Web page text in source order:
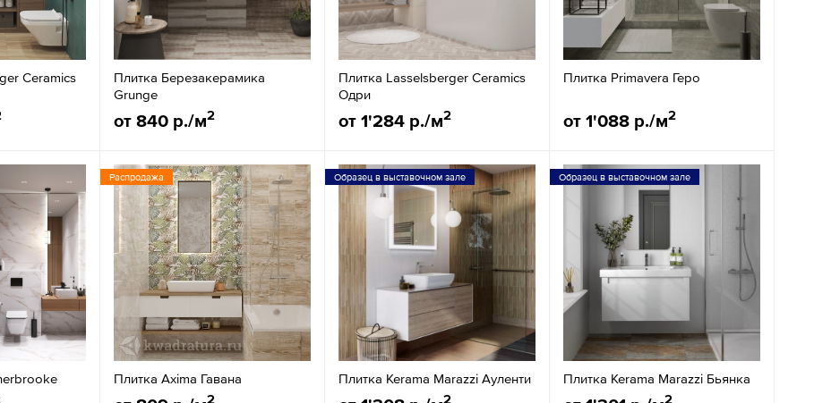
Ceramics
Плитка Березакерамика
Grunge
от 840 р./м2
Плитка Lasselsberger Ceramics
Одри
от 1'284 р./м2
Плитка Primavera Геро
от 1'088 р./м2
Распродажа
Плитка Axima Гавана
2
Образец в выставочном зале
Плитка Kerama Marazzi Ауленти
2
Образец в выставочном зале
Плитка Kerama Marazzi Бьянка
2